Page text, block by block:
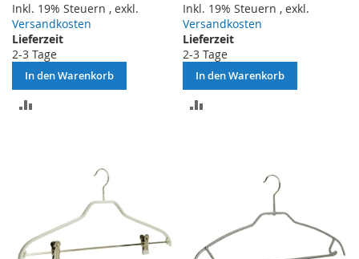
Inkl. 19% Steuern , exkl.
Versandkosten
Lieferzeit
2-3 Tage
In den Warenkorb
Inkl. 19% Steuern ,exkl.
Versandkosten
Lieferzeit
2-3 Tage
In den Warenkorb